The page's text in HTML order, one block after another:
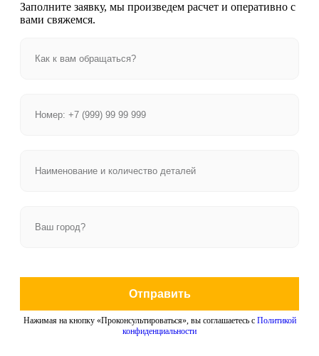
Заполните заявку, мы произведем расчет и оперативно с
вами свяжемся.
Отправить
Нажимая на кнопку «Проконсультироваться», вы соглашаетесь с Политикой
конфиденциальности